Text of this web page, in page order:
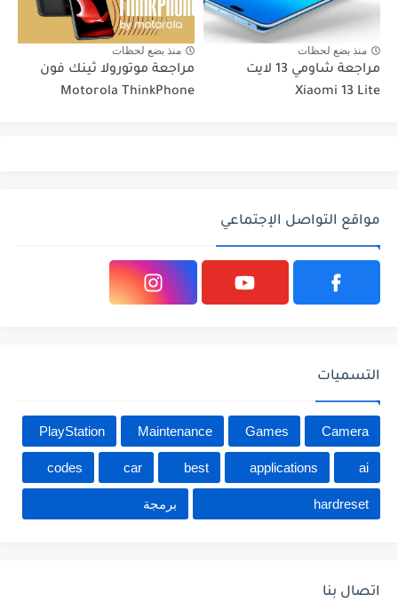
منذ بضع لحظات
مراجعة شاومي 13 لايت
Xiaomi 13 Lite
منذ بضع لحظات
مراجعة موتورولا ثينك فون
Motorola ThinkPhone
مواقع التواصل الإجتماعي
التسميات
Camera
Games
Maintenance
PlayStation
ai
applications
best
car
codes
hardreset برمجة
اتصال بنا